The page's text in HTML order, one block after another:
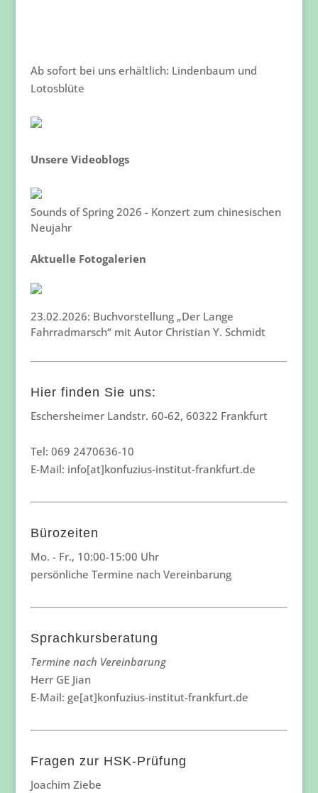
Ab sofort bei uns erhältlich: Lindenbaum und
Lotosblüte
Unsere Videoblogs
Sounds of Spring 2026 - Konzert zum chinesischen
Neujahr
Aktuelle Fotogalerien
23.02.2026: Buchvorstellung „Der Lange
Fahrradmarsch“ mit Autor Christian Y. Schmidt
Hier finden Sie uns:
Eschersheimer Landstr. 60-62, 60322 Frankfurt
Tel: 069 2470636-10
E-Mail: info[at]konfuzius-institut-frankfurt.de
Bürozeiten
Mo. - Fr., 10:00-15:00 Uhr
persönliche Termine nach Vereinbarung
Sprachkursberatung
Termine nach Vereinbarung
Herr GE Jian
E-Mail: ge[at]konfuzius-institut-frankfurt.de
Fragen zur HSK-Prüfung
Joachim Ziebe